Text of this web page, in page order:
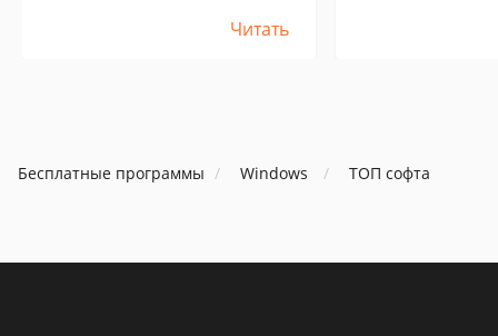
Читать
Бесплатные программы Windows ТОП софта